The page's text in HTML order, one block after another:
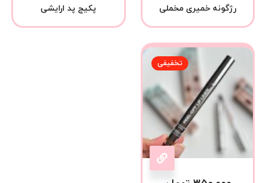
رژگونه خمیری مخملی پکیج پد ارایشی
تخفیفی